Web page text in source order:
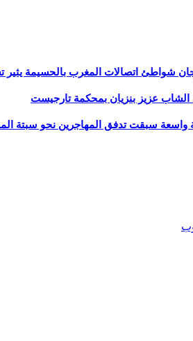
شواطئ اتصالات المغرب بالحسيمة يثير
الشاب عزيز بنزيان بمحكمة تارجيست
واسعة سبقت تدفق المهاجرين نحو سبتة